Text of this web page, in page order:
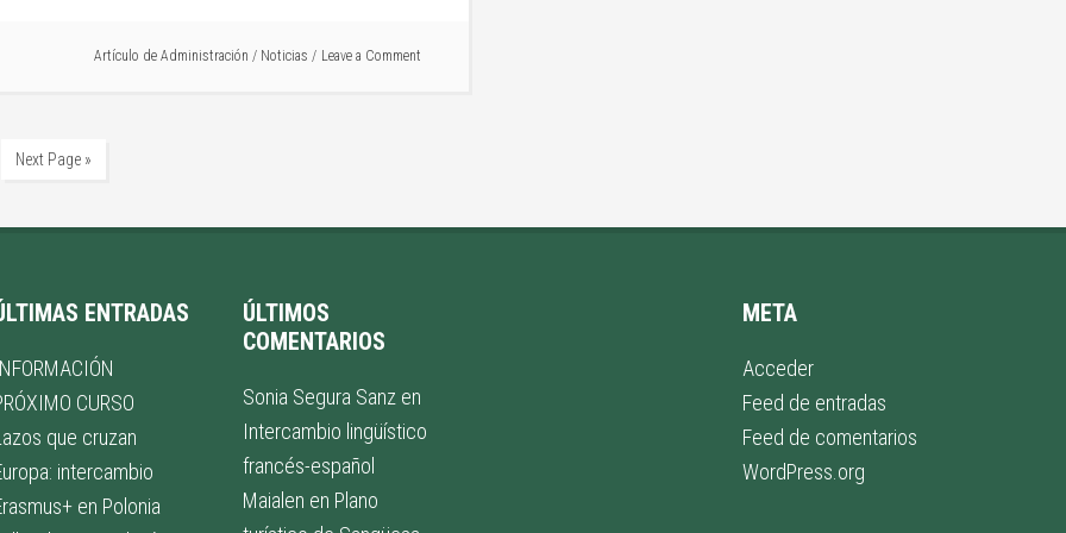
Artículo de Administración / Noticias Leave a Comment
Next Page »
ENTRADAS
CURSO
que cruzan
intercambio
en Polonia
ÚLTIMOS
COMENTARIOS
Sonia Segura Sanz en
Intercambio lingüístico
francés-español
Maialen en Plano
META
Acceder
Feed de entradas
Feed de comentarios
WordPress.org